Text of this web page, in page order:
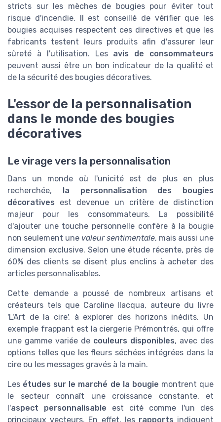
stricts sur les mèches de bougies pour éviter tout
risque d'incendie. Il est conseillé de vérifier que les
bougies acquises respectent ces directives et que les
fabricants testent leurs produits afin d'assurer leur
sûreté à l'utilisation. Les avis de consommateurs
peuvent aussi être un bon indicateur de la qualité et
de la sécurité des bougies décoratives.
L'essor de la personnalisation
dans le monde des bougies
décoratives
Le virage vers la personnalisation
Dans un monde où l'unicité est de plus en plus
recherchée,
la personnalisation des bougies
décoratives est devenue un critère de distinction
majeur pour les consommateurs. La possibilité
d'ajouter une touche personnelle confère à la bougie
non seulement une valeur sentimentale, mais aussi une
dimension exclusive. Selon une étude récente, près de
60% des clients se disent plus enclins à acheter des
articles personnalisables.
Cette demande a poussé de nombreux artisans et
créateurs tels que Caroline Ilacqua, auteure du livre
'L'Art de la cire', à explorer des horizons inédits. Un
exemple frappant est la ciergerie Prémontrés, qui offre
une gamme variée de couleurs disponibles, avec des
options telles que les fleurs séchées intégrées dans la
cire ou les messages gravés à la main.
Les études sur le marché de la bougie montrent que
le secteur connaît une croissance constante, et
l'aspect personnalisable est cité comme l'un des
principaux vecteurs. En effet, les rapports indiquent